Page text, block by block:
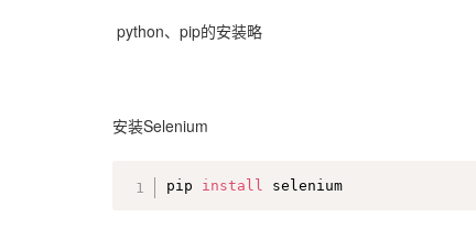
python、pip的安装略
安装Selenium
pip install selenium